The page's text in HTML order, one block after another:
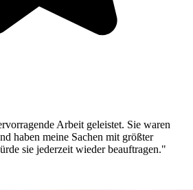
Arbeit geleistet. Sie waren
haben meine Sachen mit größter
sie jederzeit wieder beauftragen."